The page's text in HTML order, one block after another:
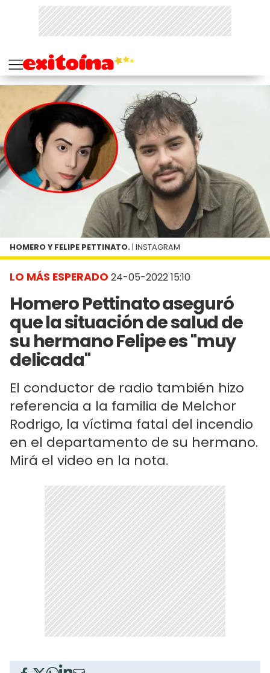
LO MÁS ESPERADO 24-05-2022 15:10
Homero Pettinato aseguró
que la situación de salud de
su hermano Felipe es "muy
delicada"
El conductor de radio también hizo
referencia a la familia de Melchor
Rodrigo, la víctima fatal del incendio
en el departamento de su hermano.
Mirá el video en la nota.
HOMERO Y FELIPE PETTINATO. | INSTAGRAM